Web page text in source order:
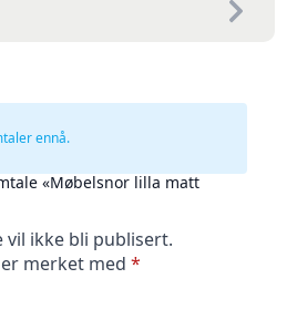
ennå.
«Møbelsnor lilla matt
vil ikke bli publisert.
merket med *